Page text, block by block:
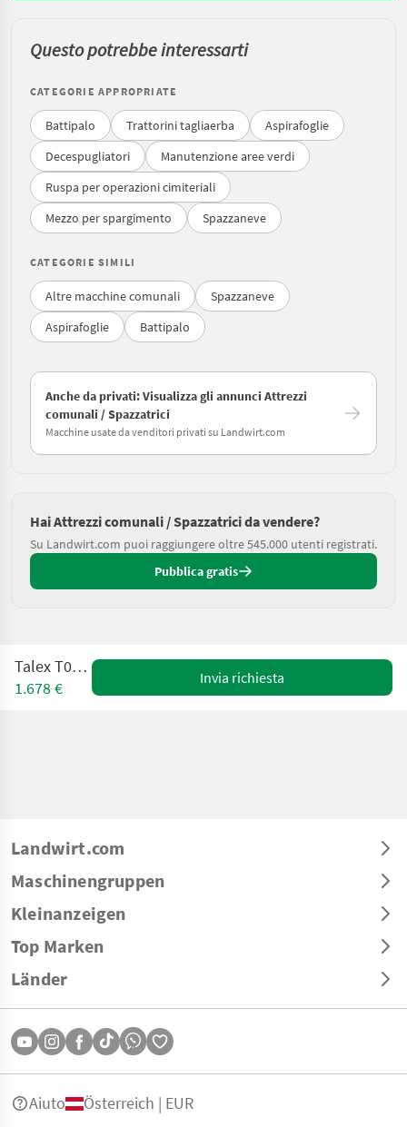
Questo potrebbe interessarti
CATEGORIE APPROPRIATE
Battipalo Trattorini tagliaerba
Aspirafoglie
Decespugliatori
Manutenzione aree verdi
Ruspa per operazioni cimiteriali
Mezzo per spargimento
Spazzaneve
CATEGORIE SIMILI
Altre macchine comunali
Spazzaneve
Aspirafoglie
Battipalo
Anche da privati: Visualizza gli annunci Attrezzi
comunali / Spazzatrici
Macchine usate da venditori privati su Landwirt.com
Hai Attrezzi comunali / Spazzatrici da vendere?
Su Landwirt.com puoi raggiungere oltre 545.000 utenti registrati.
Pubblica gratis
Talex T002054
1.678 €
Invia richiesta
Landwirt.com
Maschinengruppen
Kleinanzeigen
Top Marken
Länder
Aiuto Österreich | EUR